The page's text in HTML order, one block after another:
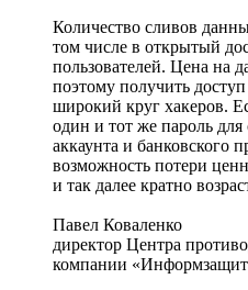
Количество сливов
том числе в открытый
пользователей. Цена на
поэтому получить
широкий круг хакеров.
один и тот же пароль для
аккаунта и банковского
возможность потери
и так далее кратно
Павел Коваленко
директор Центра
компании